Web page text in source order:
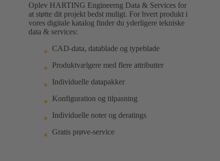
Oplev HARTING Engineerng Data & Services for
at støtte dit projekt bedst muligt. For hvert produkt i
vores digitale katalog finder du yderligere tekniske
data & services:
CAD-data, datablade og typeblade
Produktvælgere med flere attributter
Individuelle datapakker
Konfiguration og tilpasning
Individuelle noter og deratings
Gratis prøve-service